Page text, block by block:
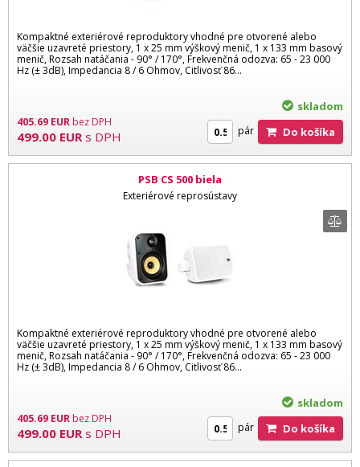
Kompaktné exteriérové reproduktory vhodné pre otvorené alebo
väčšie uzavreté priestory, 1 x 25 mm výškový menič, 1 x 133 mm basový
menič, Rozsah natáčania - 90° / 170°, Frekvenčná odozva: 65 - 23 000
Hz (± 3dB), Impedancia 8 / 6 Ohmov, Citlivosť 86...
405.69 EURbez DPH
499.00 EUR s DPH
skladom
pár Do košíka
PSB CS 500 biela
Exteriérové reprosústavy
Kompaktné exteriérové reproduktory vhodné pre otvorené alebo
väčšie uzavreté priestory, 1 x 25 mm výškový menič, 1 x 133 mm basový
menič, Rozsah natáčania - 90° / 170°, Frekvenčná odozva: 65 - 23 000
Hz (± 3dB), Impedancia 8 / 6 Ohmov, Citlivosť 86...
405.69 EURbez DPH
499.00 EUR s DPH
skladom
pár Do košíka